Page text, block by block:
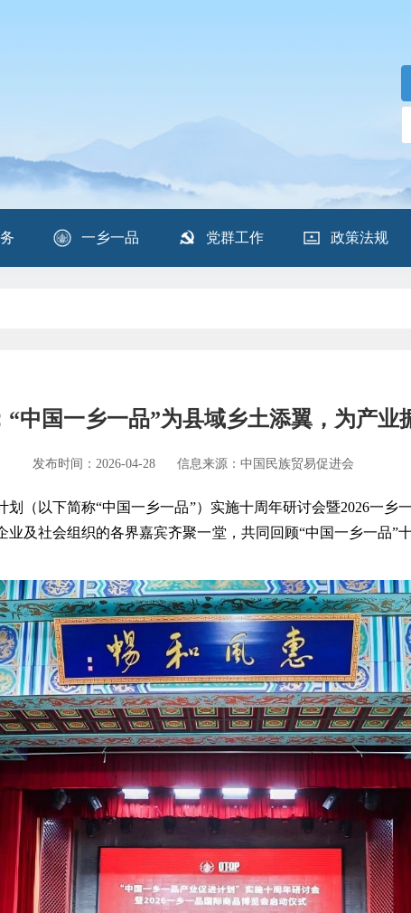
一乡一品 党群工作 政策法规
“中国一乡一品”为县域乡土添翼，为产业
发布时间：2026-04-28 信息来源：中国民族贸易促进会
划（以下简称“中国一乡一品”）实施十周年研讨会暨2026一乡
业及社会组织的各界嘉宾齐聚一堂，共同回顾“中国一乡一品”